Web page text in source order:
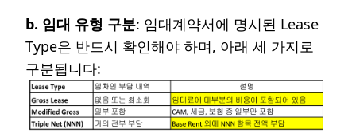
b. 임대 유형 구분: 임대계약서에 명시된 Lease
Type은 반드시 확인해야 하며, 아래 세 가지로
구분됩니다: